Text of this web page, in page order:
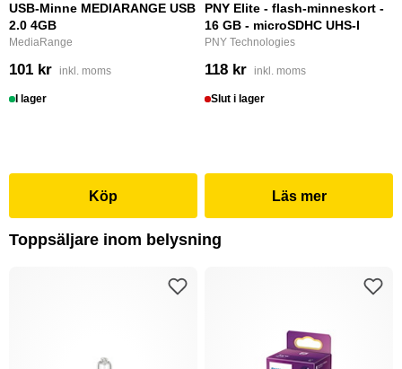
USB-Minne MEDIARANGE USB
2.0 4GB
MediaRange
101 kr inkl. moms
I lager
Köp
PNY Elite - flash-minneskort -
16 GB - microSDHC UHS-I
PNY Technologies
118 kr inkl. moms
Slut i lager
Läs mer
Toppsäljare inom belysning